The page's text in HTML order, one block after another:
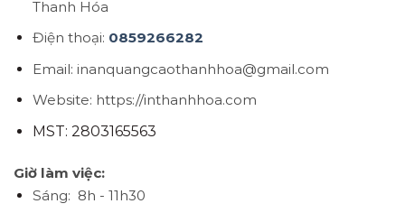
Thanh Hóa
Điện thoại: 0859266282
Email: inanquangcaothanhhoa@gmail.com
Website: https://inthanhhoa.com
MST: 2803165563
Giờ làm việc:
Sáng: 8h - 11h30